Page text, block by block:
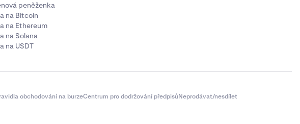
peněženka
na Bitcoin
na Ethereum
na Solana
na USDT
obchodování na burzeCentrum pro dodržování předpisůNeprodávat/nesdílet